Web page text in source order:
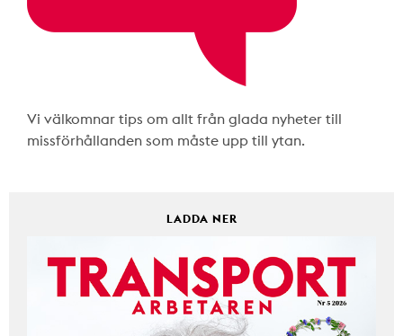
Vi välkomnar tips om allt från glada nyheter till
missförhållanden som måste upp till ytan.
LADDA NER